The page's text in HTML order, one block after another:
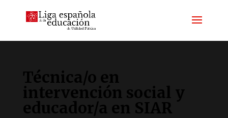
Técnica/o en
intervención social y
educador/a en SIAR